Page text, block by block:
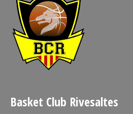
Basket Club Rivesaltes